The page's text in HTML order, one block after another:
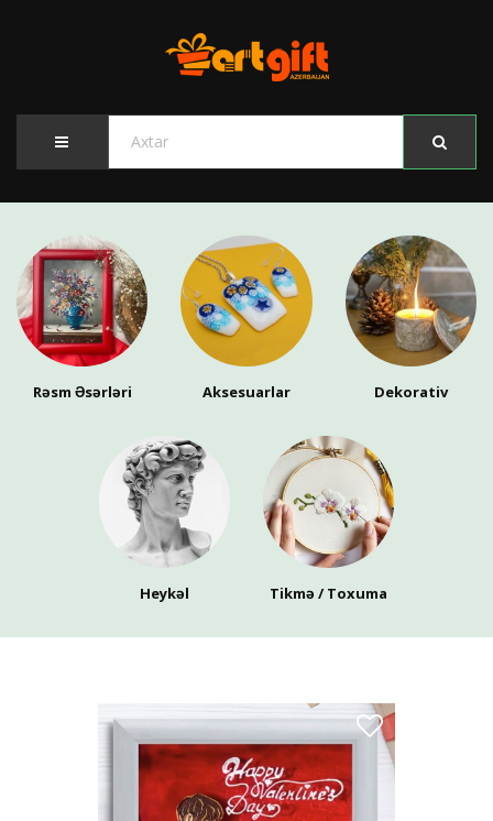
Rəsm Əsərləri Aksesuarlar Dekorativ
Heykəl Tikmə / Toxuma